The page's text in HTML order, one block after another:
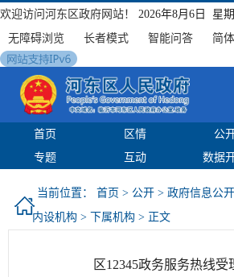
欢迎访问河东区政府网站！
2026年8月6日 星
无障碍浏览
长者模式 智能问答 简体
首页 区情 公
专题
互动 数据
当前位置： 首页 > 公开 > 政府信息公开
内设机构 > 下属机构 > 正文
区12345政务服务热线受